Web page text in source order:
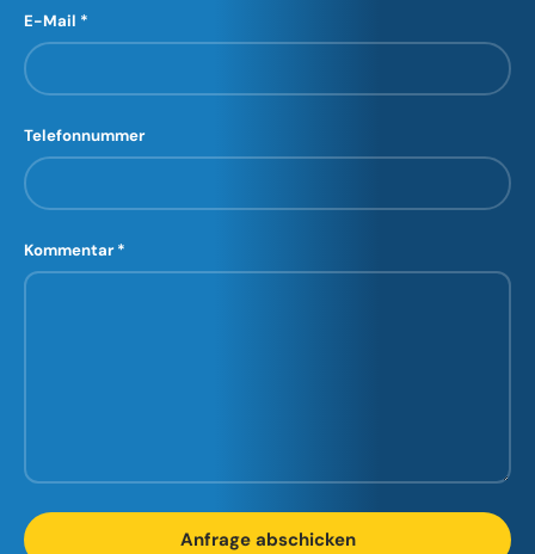
E-Mail
Telefonnummer
Kommentar
Anfrage abschicken